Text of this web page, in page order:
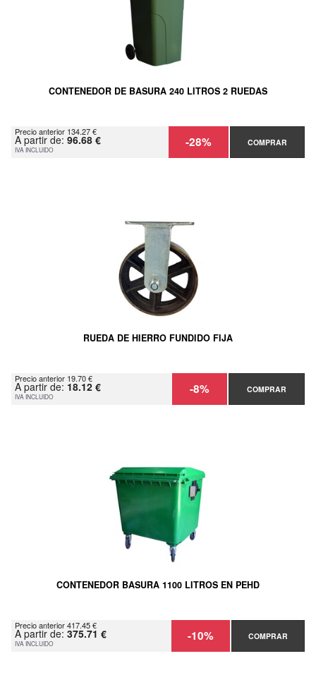
CONTENEDOR DE BASURA 240 LITROS 2 RUEDAS
Precio anterior 134.27 €
A partir de: 96.68 €
IVA INCLUIDO -28% COMPRAR
RUEDA DE HIERRO FUNDIDO FIJA
Precio anterior 19.70 €
A partir de: 18.12 €
IVA INCLUIDO -8% COMPRAR
CONTENEDOR BASURA 1100 LITROS EN PEHD
Precio anterior 417.45 €
A partir de: 375.71 €
IVA INCLUIDO -10% COMPRAR